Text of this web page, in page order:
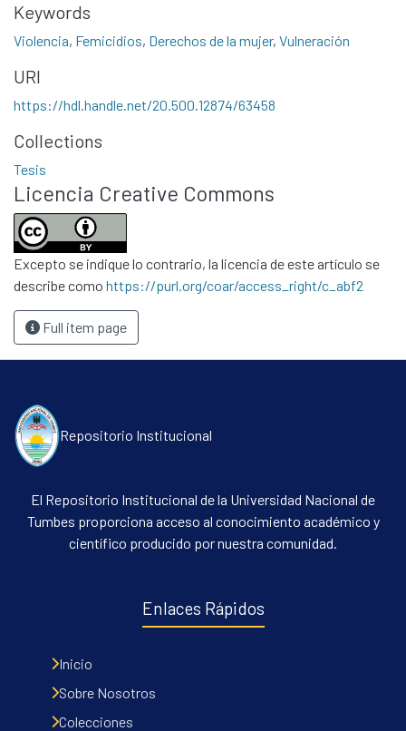
Políticas
Keywords
Violencia, Femicidios, Derechos de la mujer, Vulneración
URI
https://hdl.handle.net/20.500.12874/63458
Collections
Tesis
Licencia Creative Commons
Excepto se indique lo contrario, la licencia de este artículo se
describe como https://purl.org/coar/access_right/c_abf2
Full item page
Repositorio Institucional
El Repositorio Institucional de la Universidad Nacional de
Tumbes proporciona acceso al conocimiento académico y
científico producido por nuestra comunidad.
Enlaces Rápidos
Inicio
Sobre Nosotros
Colecciones